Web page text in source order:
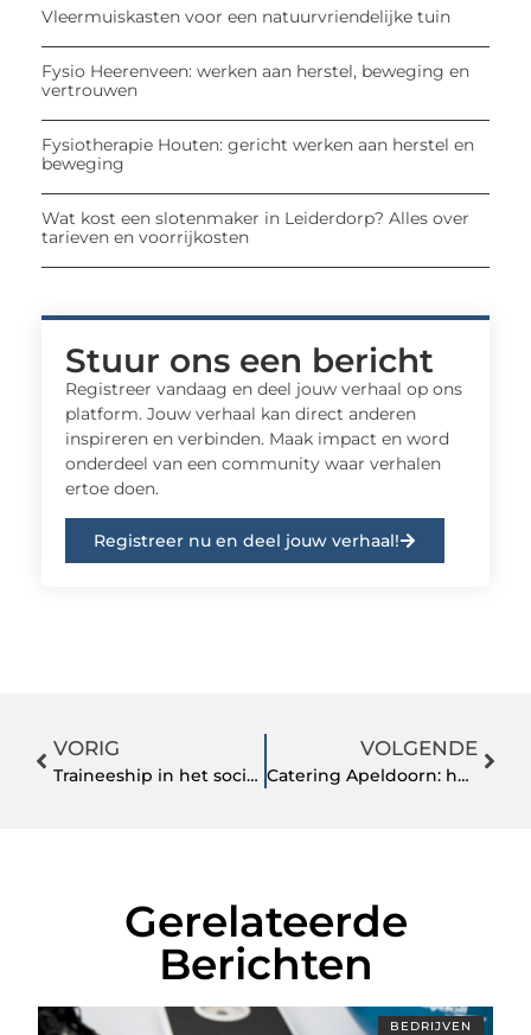
Vleermuiskasten voor een natuurvriendelijke tuin
Fysio Heerenveen: werken aan herstel, beweging en
vertrouwen
Fysiotherapie Houten: gericht werken aan herstel en
beweging
Wat kost een slotenmaker in Leiderdorp? Alles over
tarieven en voorrijkosten
Stuur ons een bericht
Registreer vandaag en deel jouw verhaal op ons
platform. Jouw verhaal kan direct anderen
inspireren en verbinden. Maak impact en word
onderdeel van een community waar verhalen
ertoe doen.
Registreer nu en deel jouw verhaal!
VORIG
Traineeship in het sociale domein
VOLGENDE
Catering Apeldoorn: het gemak dient uw feest!
Gerelateerde
Berichten
BEDRIJVEN